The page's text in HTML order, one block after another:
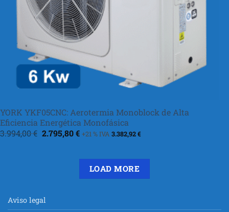
YORK YKF05CNC: Aerotermia Monoblock de Alta
Eficiencia Energética Monofásica
3.994,00€ El
precio
2.795,80€El
es:
2.795,80 €.
+21 % IVA 3.382,92€
LOAD MORE
Aviso legal